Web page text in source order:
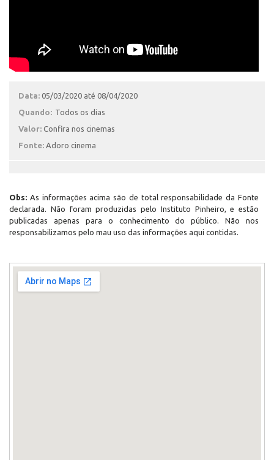
Data: 05/03/2020 até 08/04/2020
Quando: Todos os dias
Valor: Confira nos cinemas
Fonte: Adoro cinema
Obs: As informações acima são de total responsabilidade da Fonte
declarada. Não foram produzidas pelo Instituto Pinheiro, e estão
publicadas apenas para o conhecimento do público. Não nos
responsabilizamos pelo mau uso das informações aqui contidas.